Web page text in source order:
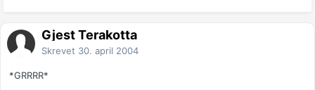
Gjest Terakotta
Skrevet 30. april 2004
*GRRRR*